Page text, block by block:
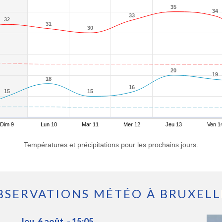
32
32
31
31
30
30
33
33
35
35
34
34
15
15
18
18
15
15
16
16
20
20
19
19
Dim 9 Lun 10 Mar 11 Mer 12 Jeu 13 Ven
Températures et précipitations pour les prochains jours.
MÉTÉO À